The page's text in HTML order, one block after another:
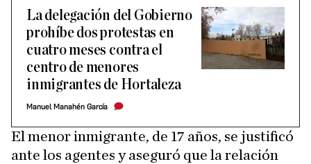
La delegación del Gobierno
prohíbe dos protestas en
cuatro meses contra el
centro de menores
inmigrantes de Hortaleza
Manuel Manahén García
El menor inmigrante, de 17 años, se justificó
ante los agentes y aseguró que la relación